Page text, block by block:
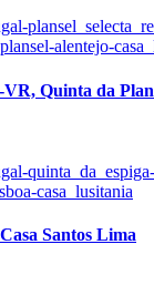
VR, Quinta da
Santos Lima